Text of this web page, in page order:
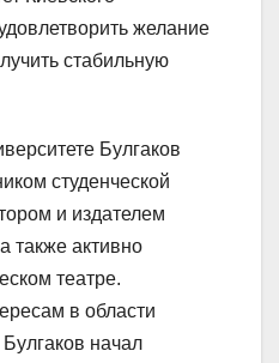
желание
стабильную
Булгаков
студенческой
и издателем
также активно
театре.
в области
начал